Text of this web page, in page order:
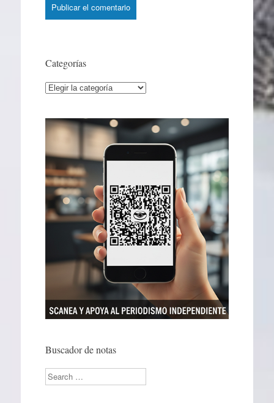
Categorías
Categorías
Buscador de notas
Search